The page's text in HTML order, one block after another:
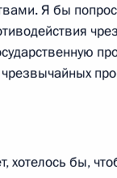
Кипр
Я бы
хотелось бы,